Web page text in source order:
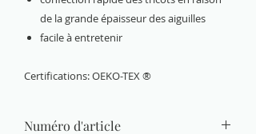
de la grande épaisseur des aiguilles
facile à entretenir
Certifications: OEKO-TEX ®
Numéro d'article